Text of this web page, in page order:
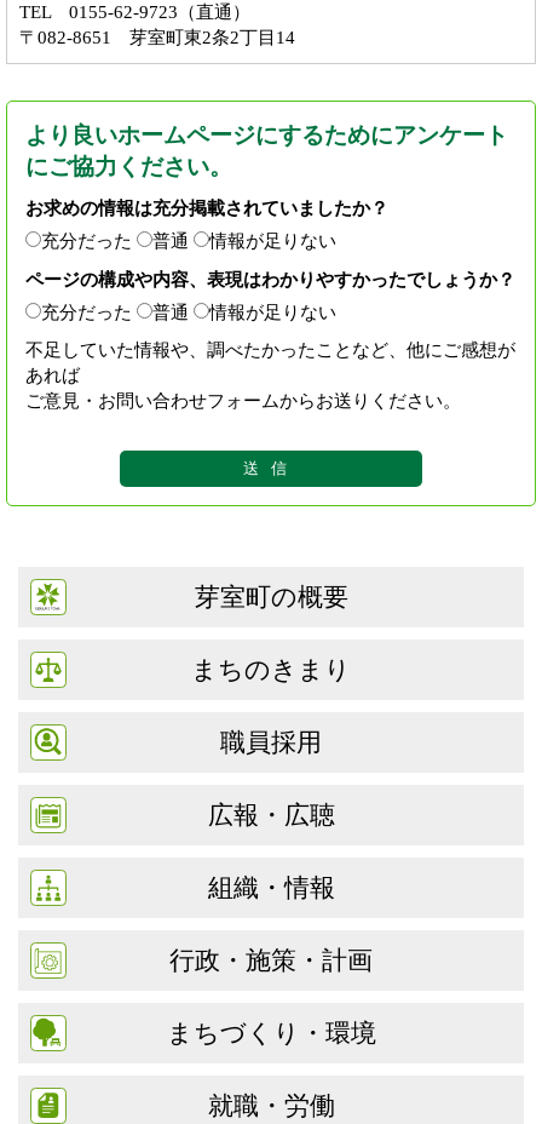
TEL 0155-62-9723（直通）
〒082-8651 芽室町東2条2丁目14
より良いホームページにするためにアンケート
にご協力ください。
お求めの情報は充分掲載されていましたか？
充分だった
普通
情報が足りない
ページの構成や内容、表現はわかりやすかったでしょうか？
充分だった
普通
情報が足りない
不足していた情報や、調べたかったことなど、他にご感想が
あれば
ご意見・お問い合わせフォームからお送りください。
芽室町の概要
まちのきまり
職員採用
広報・広聴
組織・情報
行政・施策・計画
まちづくり・環境
就職・労働